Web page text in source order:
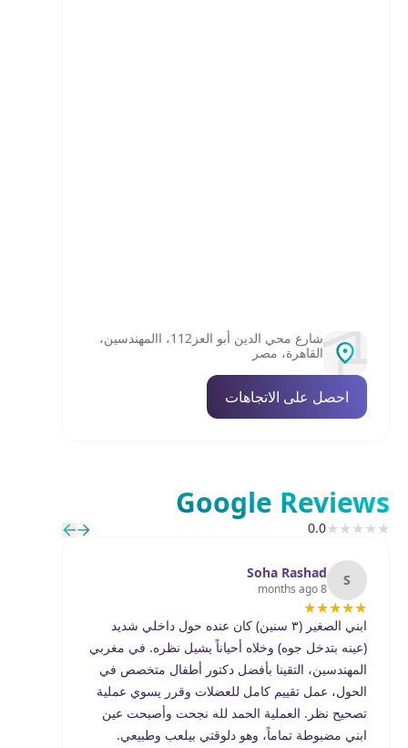
شارع محي الدين أبو العز112، االمهندسين،
القاهرة، مصر
احصل على الاتجاهات
Google Reviews
★
★
★
★
★
0.0
S
Soha Rashad
8 months ago
★
★
★
★
★
ابني الصغير (٣ سنين) كان عنده حول داخلي شديد
(عينه بتدخل جوه) وخلاه أحياناً يشيل نظره. في مغربي
المهندسين، التقينا بأفضل دكتور أطفال متخصص في
الحول، عمل تقييم كامل للعضلات وقرر يسوي عملية
تصحيح نظر. العملية الحمد لله نجحت وأصبحت عين
ابني مضبوطة تماماً، وهو دلوقتي بيلعب وطبيعي.